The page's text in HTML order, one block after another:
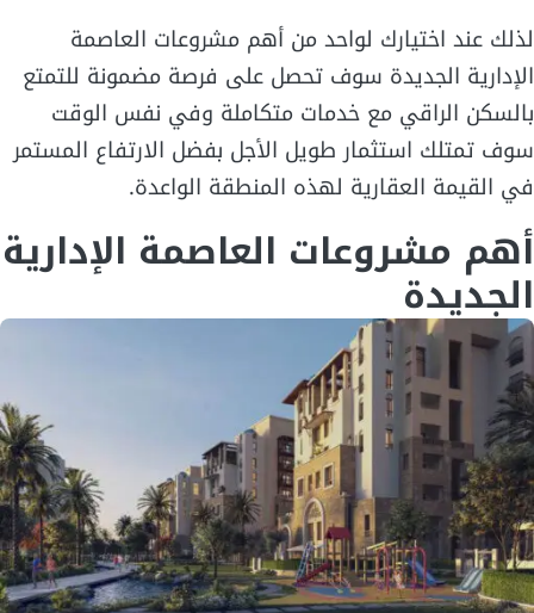
لذلك عند اختيارك لواحد من أهم مشروعات العاصمة
الإدارية الجديدة سوف تحصل على فرصة مضمونة للتمتع
بالسكن الراقي مع خدمات متكاملة وفي نفس الوقت
سوف تمتلك استثمار طويل الأجل بفضل الارتفاع المستمر
في القيمة العقارية لهذه المنطقة الواعدة.
أهم مشروعات العاصمة الإدارية
الجديدة